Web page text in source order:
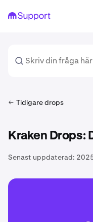
Tidigare drops
Kraken Drops:
Senast uppdaterad: